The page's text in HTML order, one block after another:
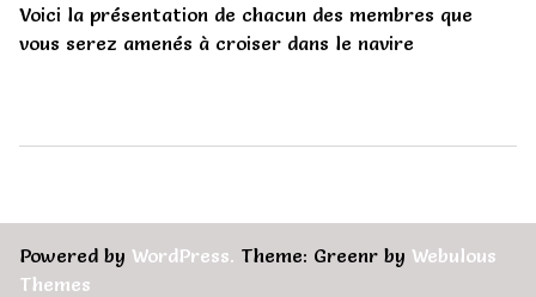
Voici la présentation de chacun des membres que
vous serez amenés à croiser dans le navire
Powered by WordPress. Theme: Greenr by Webulous
Themes